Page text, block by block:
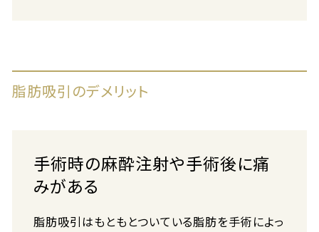
脂肪吸引のデメリット
手術時の麻酔注射や手術後に痛
みがある
脂肪吸引はもともとついている脂肪を手術によっ